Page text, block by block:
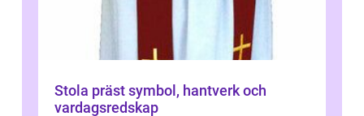
Stola präst symbol, hantverk och
vardagsredskap